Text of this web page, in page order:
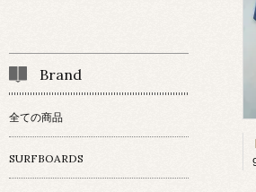
Brand
全ての商品
SURFBOARDS